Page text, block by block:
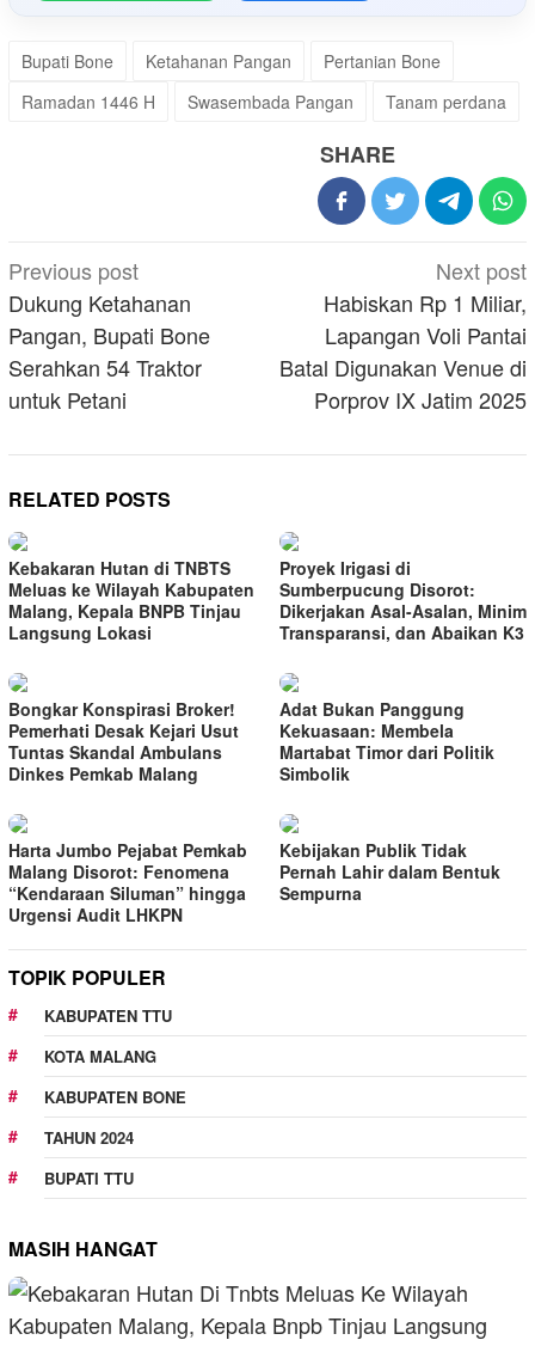
Bupati Bone Ketahanan Pangan
Pertanian Bone
Ramadan 1446 H
Swasembada Pangan Tanam perdana
SHARE
Post
navigation
Previous post
Dukung Ketahanan
Pangan, Bupati Bone
Serahkan 54 Traktor
untuk Petani
Next post
Habiskan Rp 1 Miliar,
Lapangan Voli Pantai
Batal Digunakan Venue di
Porprov IX Jatim 2025
RELATED POSTS
Kebakaran Hutan di TNBTS
Meluas ke Wilayah Kabupaten
Malang, Kepala BNPB Tinjau
Langsung Lokasi
Proyek Irigasi di
Sumberpucung Disorot:
Dikerjakan Asal-Asalan, Minim
Transparansi, dan Abaikan K3
Bongkar Konspirasi Broker!
Pemerhati Desak Kejari Usut
Tuntas Skandal Ambulans
Dinkes Pemkab Malang
Adat Bukan Panggung
Kekuasaan: Membela
Martabat Timor dari Politik
Simbolik
Harta Jumbo Pejabat Pemkab
Malang Disorot: Fenomena
“Kendaraan Siluman” hingga
Urgensi Audit LHKPN
Kebijakan Publik Tidak
Pernah Lahir dalam Bentuk
Sempurna
TOPIK POPULER
KABUPATEN TTU
KOTA MALANG
KABUPATEN BONE
TAHUN 2024
BUPATI TTU
MASIH HANGAT